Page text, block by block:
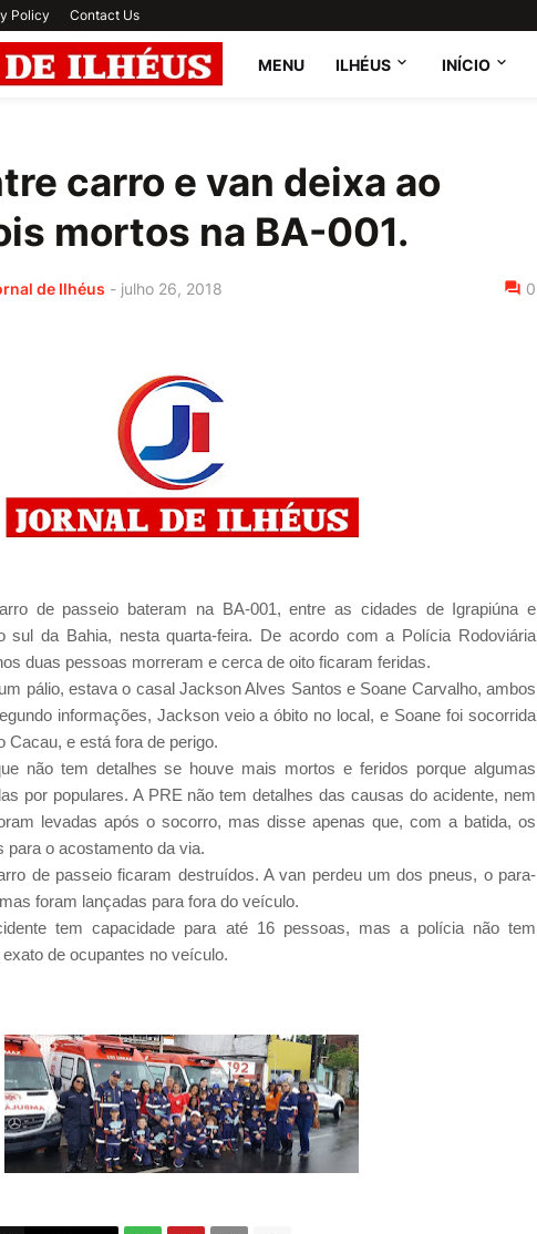
Policy Contact Us
MENU ILHÉUS INÍCIO
carro e van deixa ao
mortos na BA-001.
de Ilhéus - julho 26, 2018 0
de passeio bateram na BA-001, entre as cidades de Igrapiúna e
sul da Bahia, nesta quarta-feira. De acordo com a Polícia Rodoviária
duas pessoas morreram e cerca de oito ficaram feridas.
pálio, estava o casal Jackson Alves Santos e Soane Carvalho, ambos
informações, Jackson veio a óbito no local, e Soane foi socorrida
Cacau, e está fora de perigo.
não tem detalhes se houve mais mortos e feridos porque algumas
por populares. A PRE não tem detalhes das causas do acidente, nem
levadas após o socorro, mas disse apenas que, com a batida, os
o acostamento da via.
de passeio ficaram destruídos. A van perdeu um dos pneus, o para-
foram lançadas para fora do veículo.
tem capacidade para até 16 pessoas, mas a polícia não tem
de ocupantes no veículo.